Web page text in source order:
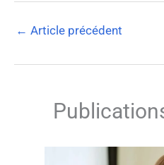
← Article précédent